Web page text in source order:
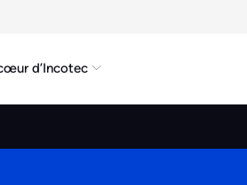
d’Incotec